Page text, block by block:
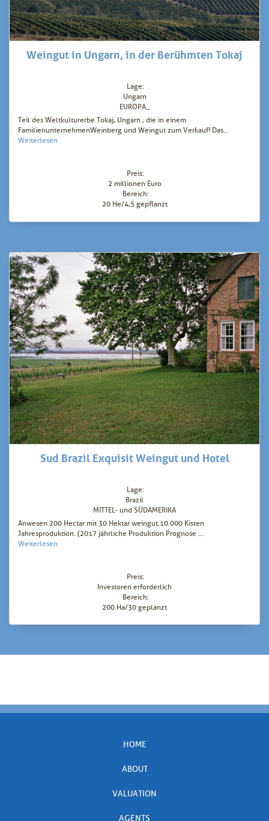
Weingut in Ungarn, in der Berühmten Tokaj
Lage:
Ungarn
EUROPA_
Teil des Weltkulturerbe Tokaj, Ungarn , die in einem
FamilienunternehmenWeinberg und Weingut zum Verkauf! Das...
Weiterlesen
Preis:
2 millionen Euro
Bereich:
20 He/4,5 gepflanzt
Sud Brazil Exquisit Weingut und Hotel
Lage:
Brazil
MITTEL- und SÜDAMERIKA
Anwesen 200 Hectar mit 30 Hektar weingut.10.000 Kisten
Jahresproduktion. (2017 jährliche Produktion Prognose ...
Weiterlesen
Preis:
Investoren erforderlich
Bereich:
200 Ha/30 geplanzt
HOME
ABOUT
VALUATION
AGENTS